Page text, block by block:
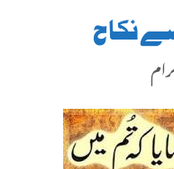
نکاح